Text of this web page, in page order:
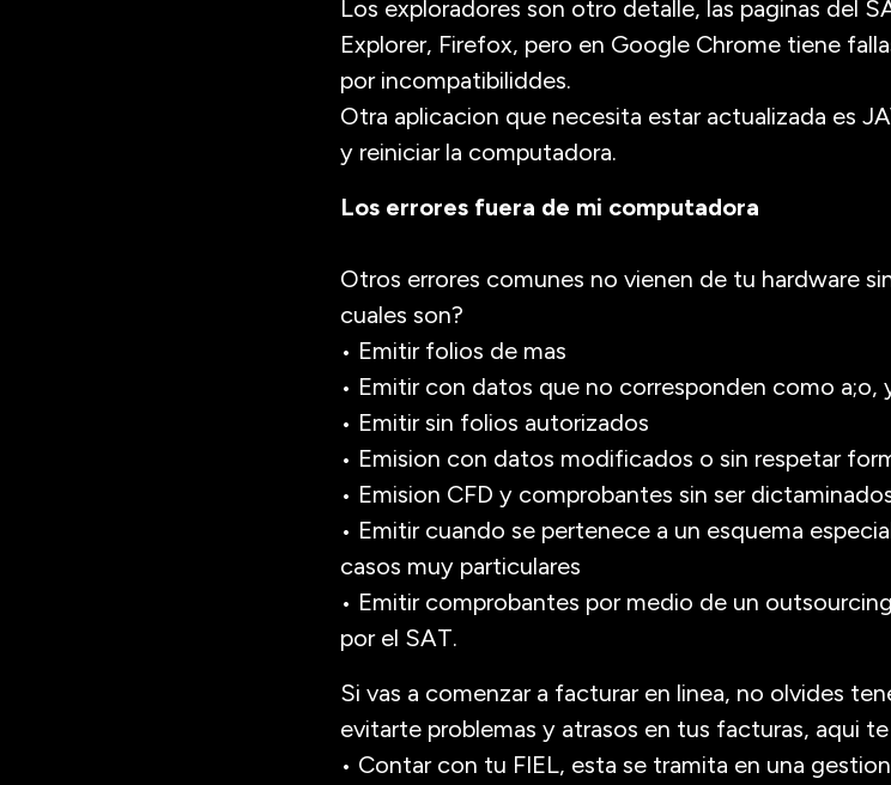
Los exploradores son otro detalle, las paginas del
Explorer, Firefox, pero en Google Chrome tiene
por incompatibiliddes.
Otra aplicacion que necesita estar actualizada es
y reiniciar la computadora.
Los errores fuera de mi computadora
Otros errores comunes no vienen de tu hardware
cuales son?
• Emitir folios de mas
• Emitir con datos que no corresponden como a;o,
• Emitir sin folios autorizados
• Emision con datos modificados o sin respetar
• Emision CFD y comprobantes sin ser
• Emitir cuando se pertenece a un esquema
casos muy particulares
• Emitir comprobantes por medio de un
por el SAT.
Si vas a comenzar a facturar en linea, no olvides
evitarte problemas y atrasos en tus facturas, aqui
• Contar con tu FIEL, esta se tramita en una